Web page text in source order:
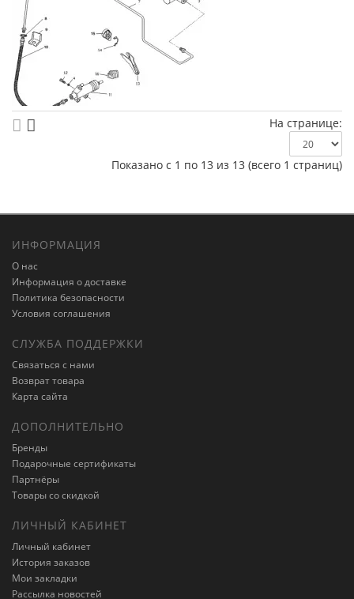
На странице:
Показано с 1 по 13 из 13 (всего 1 страниц)
ИНФОРМАЦИЯ
О нас
Информация о доставке
Политика безопасности
Условия соглашения
СЛУЖБА ПОДДЕРЖКИ
Связаться с нами
Возврат товара
Карта сайта
ДОПОЛНИТЕЛЬНО
Бренды
Подарочные сертификаты
Партнёры
Товары со скидкой
ЛИЧНЫЙ КАБИНЕТ
Личный кабинет
История заказов
Мои закладки
Рассылка новостей